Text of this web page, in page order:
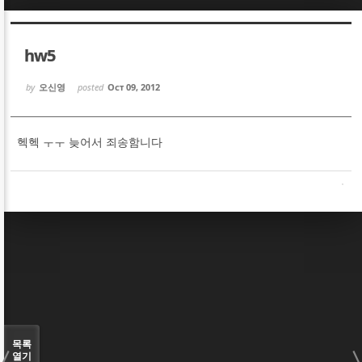
hw5
by 오신영 posted Oct 09, 2012
헥헥 ㅜㅜ 늦어서 죄송함니다
목록
열기
Sketchbook5, 스케치북5
Sketchbook5, 스케치북5
Sketchbook5, 스케치북5
Sketchbook5, 스케치북5